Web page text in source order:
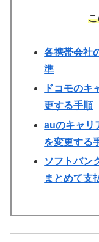
各携帯会社
準
ドコモのキ
更する手順
auのキャリ
を変更する
ソフトバン
まとめて支